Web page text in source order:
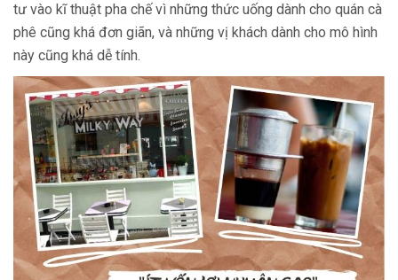
tư vào kĩ thuật pha chế vì những thức uống dành cho quán cà
phê cũng khá đơn giãn, và những vị khách dành cho mô hình
này cũng khá dễ tính.